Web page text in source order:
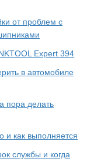
от проблем с
Expert 394
в автомобиле
пора делать
и как выполняется
службы и когда